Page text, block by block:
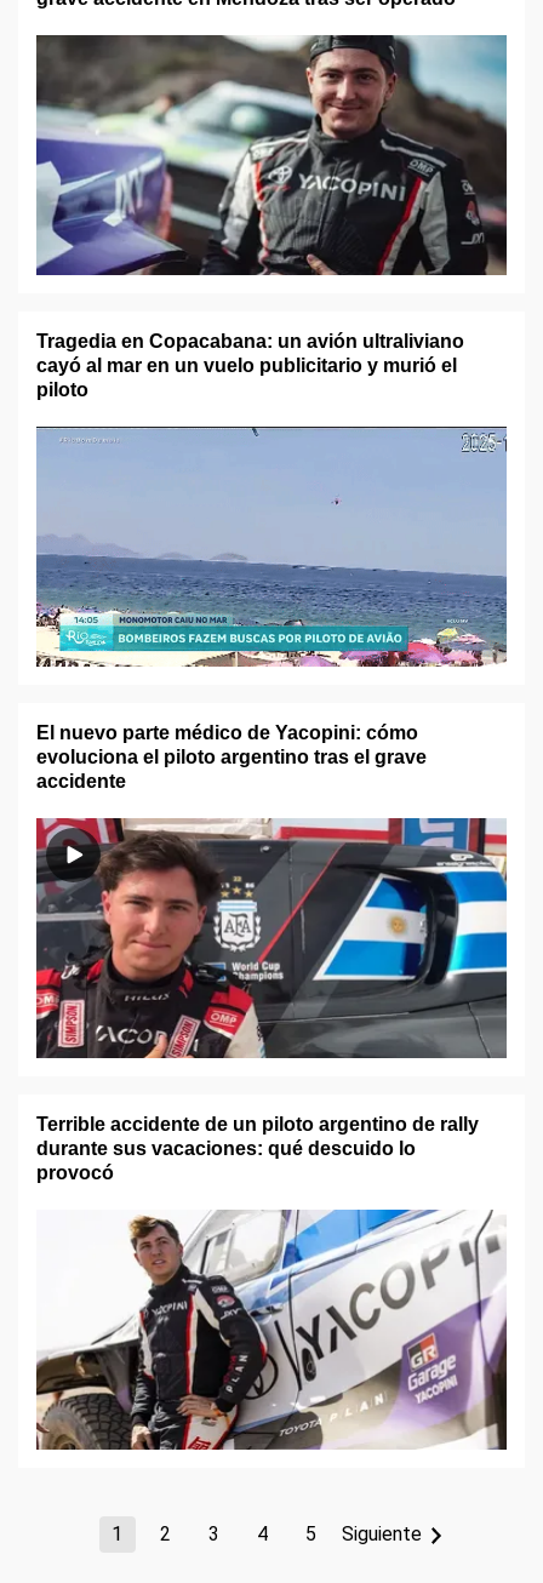
Tragedia en Copacabana: un avión ultraliviano
cayó al mar en un vuelo publicitario y murió el
piloto
El nuevo parte médico de Yacopini: cómo
evoluciona el piloto argentino tras el grave
accidente
Terrible accidente de un piloto argentino de rally
durante sus vacaciones: qué descuido lo
provocó
1 2 3 4 5 Siguiente